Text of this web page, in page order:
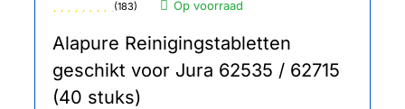
(183) Op voorraad
Alapure Reinigingstabletten
geschikt voor Jura 62535 / 62715
(40 stuks)